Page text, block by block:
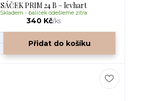
SÁČEK PRIM 24 B – levhart
340 Kč/ks
Skladem - balíček odešleme zítra
Přidat do košíku